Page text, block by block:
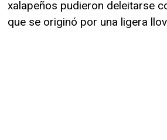
xalapeños pudieron deleitarse
que se originó por una ligera